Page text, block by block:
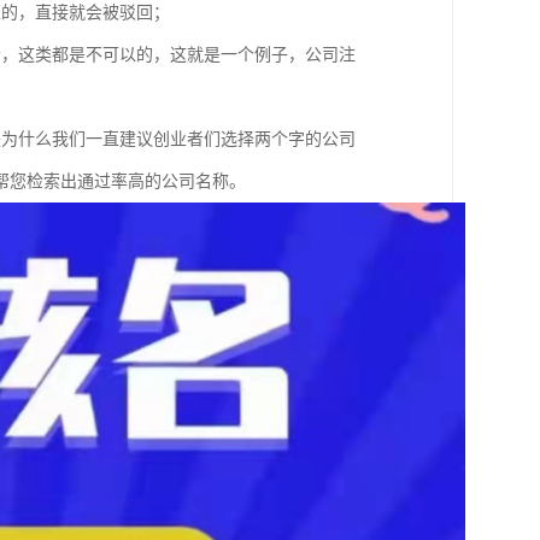
，直接就会被驳回；
这类都是不可以的，这就是一个例子，公司注
什么我们一直建议创业者们选择两个字的公司
检索出通过率高的公司名称。